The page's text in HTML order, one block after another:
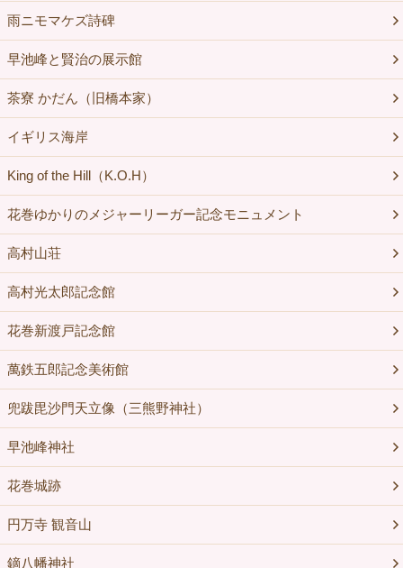
雨ニモマケズ詩碑
早池峰と賢治の展示館
茶寮 かだん（旧橋本家）
イギリス海岸
King of the Hill（K.O.H）
花巻ゆかりのメジャーリーガー記念モニュメント
高村山荘
高村光太郎記念館
花巻新渡戸記念館
萬鉄五郎記念美術館
兜跋毘沙門天立像（三熊野神社）
早池峰神社
花巻城跡
円万寺 観音山
鏑八幡神社